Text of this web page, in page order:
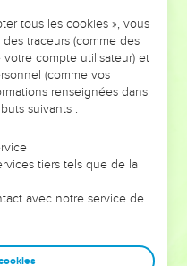
!
VOUS ÉVITER LES
?
les doutes, les erreurs
alors même que ce
façonnés.
et responsables
afin que leurs erreurs
tous les cookies », vous
traceurs (comme des
compte utilisateur) et
(comme vos
renseignées dans
suivants :
tiers tels que de la
avec notre service de